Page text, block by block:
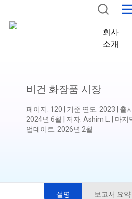
회사
소개
비건 화장품 시장
페이지: 120 기준 연도: 2023 출
2024년 6월
저자: Ashim L.
마지
업데이트: 2026년 2월
설명 보고서 요약